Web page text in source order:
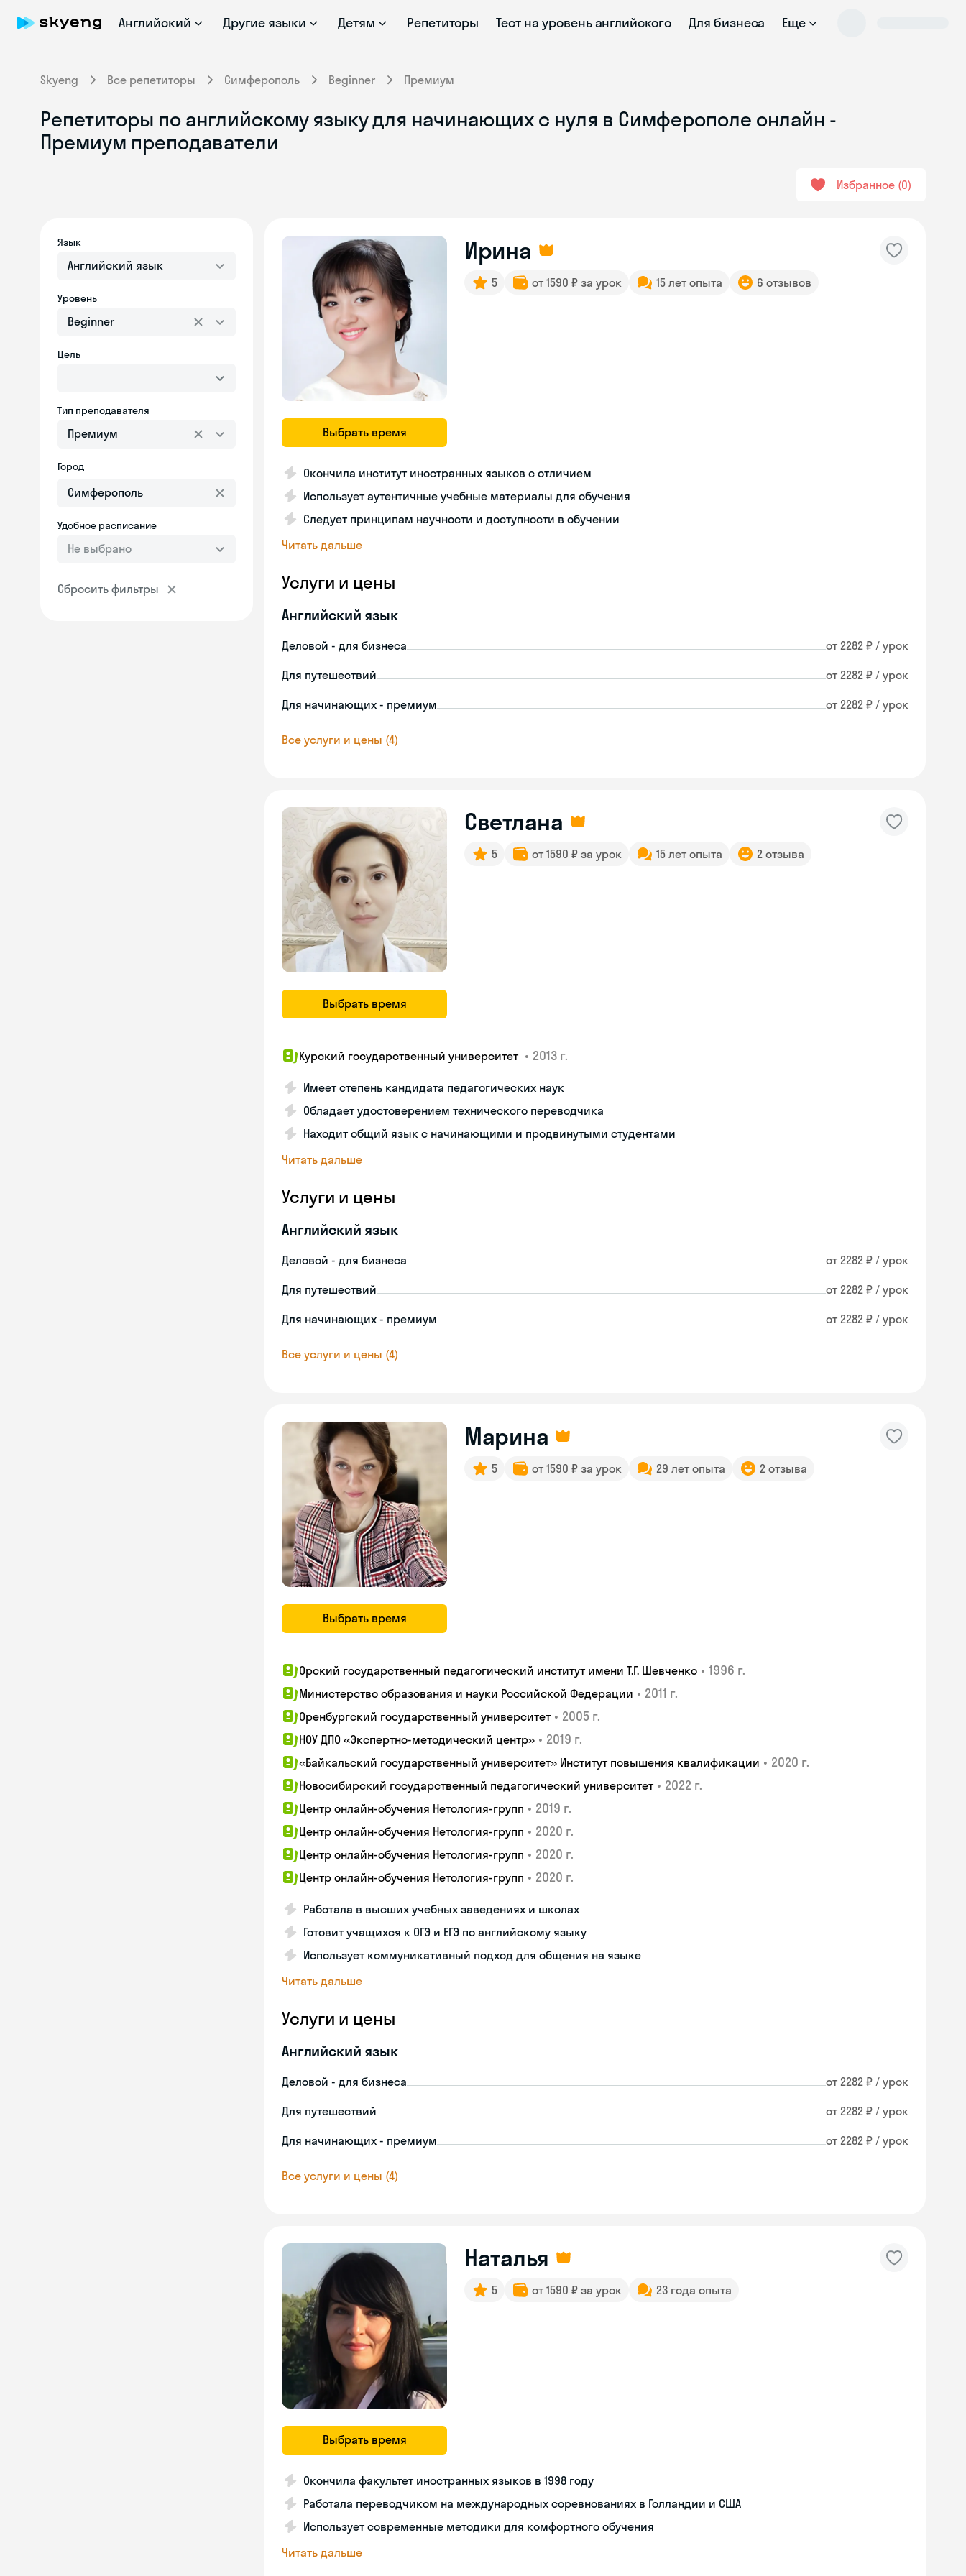
Английский Другие языки Детям Репетиторы Тест на уровень английского Для бизнеса Еще
Skyeng Все репетиторы Симферополь Beginner Премиум
Репетиторы по английскому языку для начинающих с нуля в Симферополе онлайн -
Премиум преподаватели
Избранное 0
Язык
Английский язык
Уровень
Beginner
Цель
Тип преподавателя
Премиум
Город
Удобное расписание
Не выбрано
Сбросить фильтры
Выбрать время
Ирина
5 от 1590 ₽ за урок 15 лет опыта 6 отзывов
Окончила институт иностранных языков с отличием
Использует аутентичные учебные материалы для обучения
Следует принципам научности и доступности в обучении
Читать дальше
Услуги и цены
Английский язык
Деловой - для бизнеса от 2282 ₽ / урок
Для путешествий от 2282 ₽ / урок
Для начинающих - премиум от 2282 ₽ / урок
Все услуги и цены (4)
Выбрать время
Светлана
5 от 1590 ₽ за урок 15 лет опыта 2 отзыва
Курский государственный университет • 2013 г.
Имеет степень кандидата педагогических наук
Обладает удостоверением технического переводчика
Находит общий язык с начинающими и продвинутыми студентами
Читать дальше
Услуги и цены
Английский язык
Деловой - для бизнеса от 2282 ₽ / урок
Для путешествий от 2282 ₽ / урок
Для начинающих - премиум от 2282 ₽ / урок
Все услуги и цены (4)
Выбрать время
Марина
5 от 1590 ₽ за урок 29 лет опыта 2 отзыва
Орский государственный педагогический институт имени Т.Г. Шевченко • 1996 г.
Министерство образования и науки Российской Федерации • 2011 г.
Оренбургский государственный университет • 2005 г.
НОУ ДПО «Экспертно-методический центр» • 2019 г.
«Байкальский государственный университет» Институт повышения квалификации • 2020 г.
Новосибирский государственный педагогический университет • 2022 г.
Центр онлайн-обучения Нетология-групп • 2019 г.
Центр онлайн-обучения Нетология-групп • 2020 г.
Центр онлайн-обучения Нетология-групп • 2020 г.
Центр онлайн-обучения Нетология-групп • 2020 г.
Работала в высших учебных заведениях и школах
Готовит учащихся к ОГЭ и ЕГЭ по английскому языку
Использует коммуникативный подход для общения на языке
Читать дальше
Услуги и цены
Английский язык
Деловой - для бизнеса от 2282 ₽ / урок
Для путешествий от 2282 ₽ / урок
Для начинающих - премиум от 2282 ₽ / урок
Все услуги и цены (4)
Выбрать время
Наталья
5 от 1590 ₽ за урок 23 года опыта
Окончила факультет иностранных языков в 1998 году
Работала переводчиком на международных соревнованиях в Голландии и США
Использует современные методики для комфортного обучения
Читать дальше